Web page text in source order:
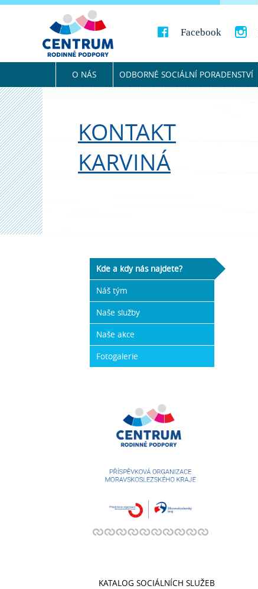
Facebook
O NÁS ODBORNÉ SOCIÁLNÍ PORADENSTVÍ
KONTAKT
KARVINÁ
Kde a kdy nás najdete?
Náš tým
Naše služby
Naše akce
Fotogalerie
KATALOG SOCIÁLNÍCH SLUŽEB